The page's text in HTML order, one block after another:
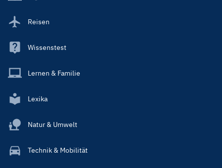
Reisen
Wissenstest
Lernen & Familie
Lexika
Natur & Umwelt
Technik & Mobilität